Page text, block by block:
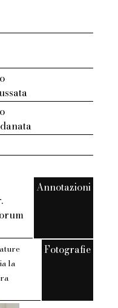
Annotazioni
la
Fotografie